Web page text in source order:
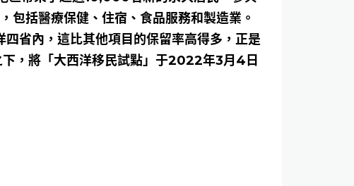
括醫療保健、住宿、食品服務和製造業。
省內，這比其他項目的保留率高得多，正是
，將「大西洋移民試點」于2022年3月4日